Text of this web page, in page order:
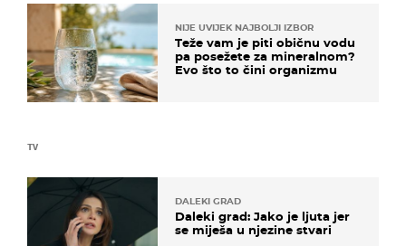
TV
DALEKI GRAD
Daleki grad: Jako je ljuta jer
se miješa u njezine stvari
NIJE UVIJEK NAJBOLJI IZBOR
Teže vam je piti običnu vodu
pa posežete za mineralnom?
Evo što to čini organizmu